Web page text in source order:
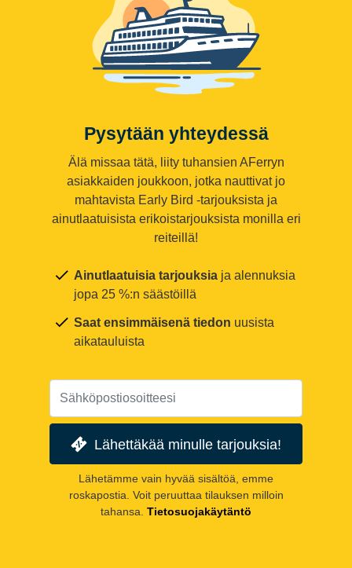
Pysytään yhteydessä
Älä missaa tätä, liity tuhansien AFerryn
asiakkaiden joukkoon, jotka nauttivat jo
mahtavista Early Bird -tarjouksista ja
ainutlaatuisista erikoistarjouksista monilla eri
reiteillä!
Ainutlaatuisia tarjouksia ja alennuksia
jopa 25 %:n säästöillä
Saat ensimmäisenä tiedon uusista
aikatauluista
Lähettäkää minulle tarjouksia!
Lähetämme vain hyvää sisältöä, emme
roskapostia. Voit peruuttaa tilauksen milloin
tahansa. Tietosuojakäytäntö